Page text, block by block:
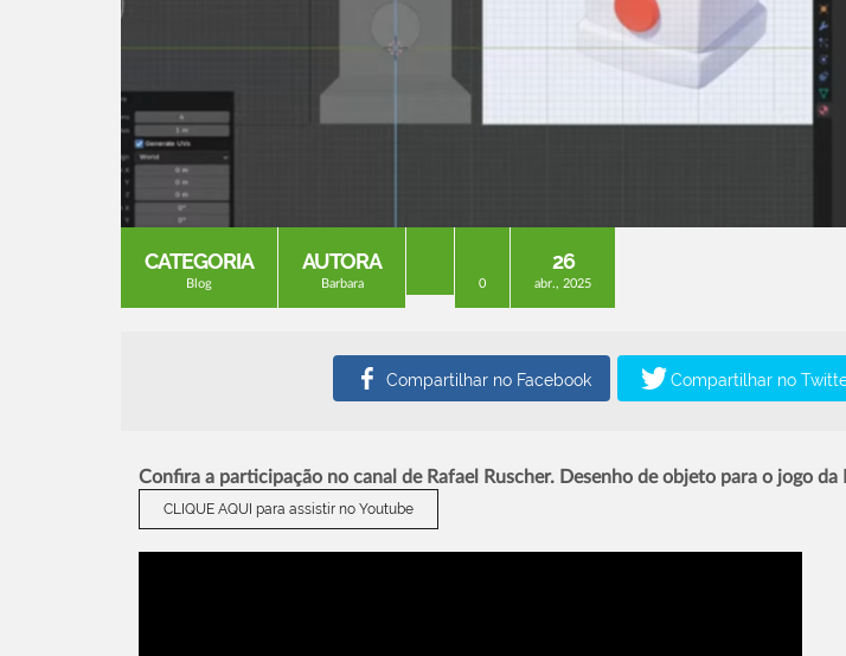
CATEGORIA
Blog
AUTORA
Barbara 0
26
abr., 2025
Confira a participação no canal de Rafael Ruscher. Desenho de objeto para o jogo da
CLIQUE AQUI para assistir no Youtube